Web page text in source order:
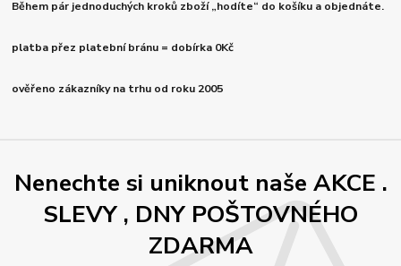
Během pár jednoduchých kroků zboží „hodíte“ do košíku a objednáte.
platba přez platební bránu = dobírka 0Kč
ověřeno zákazníky na trhu od roku 2005
Nenechte si uniknout naše AKCE .
SLEVY , DNY POŠTOVNÉHO
ZDARMA